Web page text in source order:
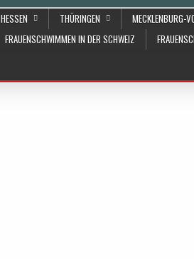
HESSEN THÜRINGEN MECKLENBURG-
FRAUENSCHWIMMEN IN DER SCHWEIZ